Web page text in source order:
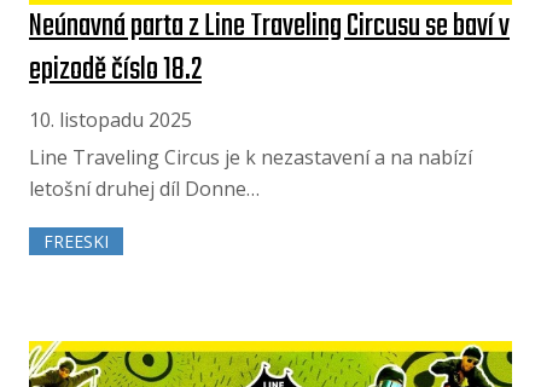
Neúnavná parta z Line Traveling Circusu se baví v
epizodě číslo 18.2
10. listopadu 2025
Line Traveling Circus je k nezastavení a na nabízí
letošní druhej díl Donne…
FREESKI